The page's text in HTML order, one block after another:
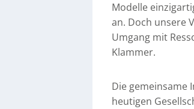
Modelle
an. Doch unsere
Umgang mit
Klammer.
Die gemeinsame
heutigen